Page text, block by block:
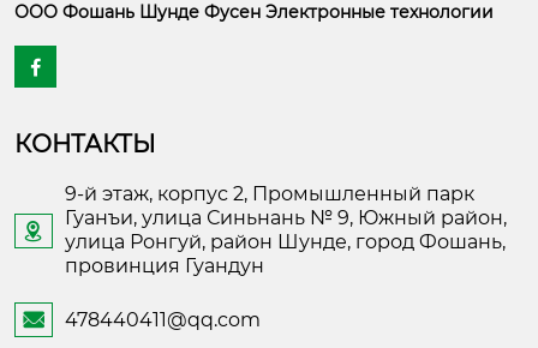
ООО Фошань Шунде Фусен Электронные технологии

КОНТАКТЫ

9-й этаж, корпус 2, Промышленный парк
Гуанъи, улица Синьнань № 9, Южный район,
улица Ронгуй, район Шунде, город Фошань,
провинция Гуандун
 478440411@qq.com